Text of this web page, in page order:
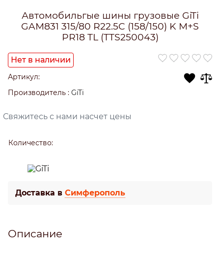
Автомобильгые шины грузовые GiTi
GAM831 315/80 R22.5C (158/150) K M+S
PR18 TL (TTS250043)
Нет в наличии
Артикул:
Производитель : GiTi
Свяжитесь с нами насчет цены
Количество:
Доставка в Симферополь
Описание